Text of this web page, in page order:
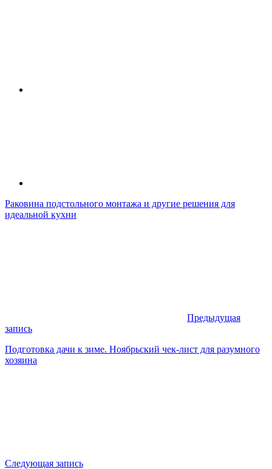
Раковина подстольного монтажа и другие решения для
идеальной кухни
Предыдущая
запись
Подготовка дачи к зиме. Ноябрьский чек-лист для разумного
хозяина
Следующая запись